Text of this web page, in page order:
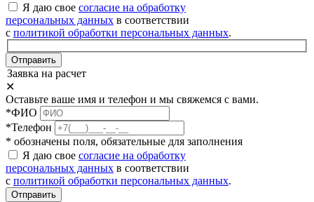
Я даю свое согласие на обработку
персональных данных в соответствии
с политикой обработки персональных данных.
Отправить
Заявка на расчет
✕
Оставьте ваше имя и телефон и мы свяжемся с вами.
*ФИО
*Телефон
* обозначены поля, обязательные для заполнения
Я даю свое согласие на обработку
персональных данных в соответствии
с политикой обработки персональных данных.
Отправить